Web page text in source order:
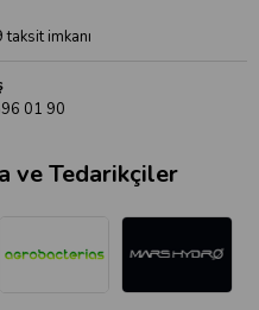
taksit imkanı
01 90
ve Tedarikçiler